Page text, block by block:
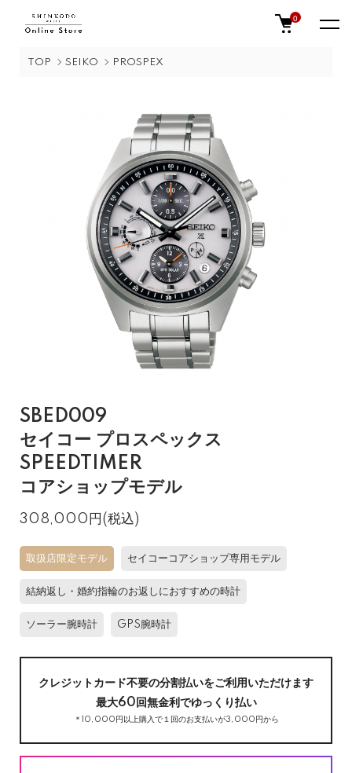
0
TOP SEIKO PROSPEX
SBED009
セイコー プロスペックス
SPEEDTIMER
コアショップモデル
308,000円(税込)
取扱店限定モデル セイコーコアショップ専用モデル
結納返し・婚約指輪のお返しにおすすめの時計
ソーラー腕時計 GPS腕時計
クレジットカード不要の分割払いをご利用いただけます
最大60回無金利でゆっくり払い
＊10,000円以上購入で１回のお支払いが3,000円から